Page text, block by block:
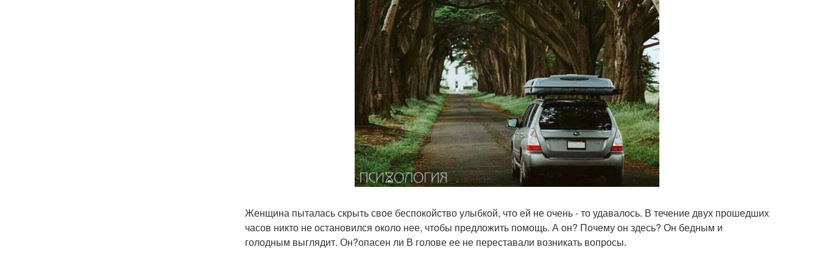
Женщина пыталась скрыть свое беспокойство улыбкой, что ей не очень - то удавалось. В течение двух прошедших
часов никто не остановился около нее, чтобы предложить помощь. А он? Почему он здесь? Он бедным и
голодным выглядит. Он?опасен ли В голове ее не переставали возникать вопросы.